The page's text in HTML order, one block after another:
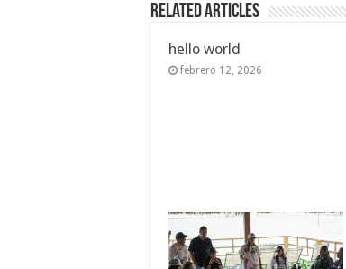
Related Articles
hello world
febrero 12, 2026